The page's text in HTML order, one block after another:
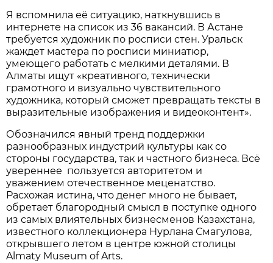
Я вспомнила её ситуацию, наткнувшись в
интернете на список из 36 вакансий. В Астане
требуется художник по росписи стен. Уральск
жаждет мастера по росписи миниатюр,
умеющего работать с мелкими деталями. В
Алматы ищут «креативного, технически
грамотного и визуально чувствительного
художника, который сможет превращать тексты в
выразительные изображения и видеоконтент».
Обозначился явный тренд поддержки
разнообразных индустрий культуры как со
стороны государства, так и частного бизнеса. Всё
увереннее пользуется авторитетом и
уважением отечественное меценатство.
Расхожая истина, что денег много не бывает,
обретает благородный смысл в поступке одного
из самых влиятельных бизнесменов Казахстана,
известного коллекционера Нурлана Смагулова,
открывшего летом в центре южной столицы
Almaty Museum of Arts.